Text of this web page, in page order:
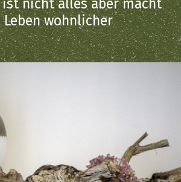
nicht alles aber macht
Leben wohnlicher